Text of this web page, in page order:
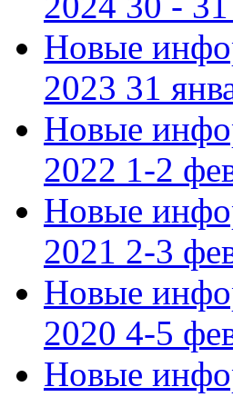
Новые
2023 31
Новые
2022 1-2
Новые
2021 2-3
Новые
2020 4-5
Новые